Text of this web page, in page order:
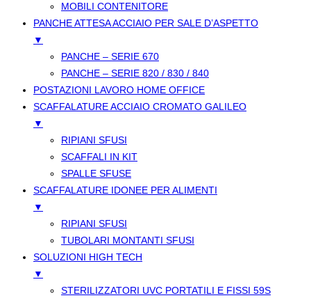
MOBILI CONTENITORE
PANCHE ATTESA ACCIAIO PER SALE D’ASPETTO
▼
PANCHE – SERIE 670
PANCHE – SERIE 820 / 830 / 840
POSTAZIONI LAVORO HOME OFFICE
SCAFFALATURE ACCIAIO CROMATO GALILEO
▼
RIPIANI SFUSI
SCAFFALI IN KIT
SPALLE SFUSE
SCAFFALATURE IDONEE PER ALIMENTI
▼
RIPIANI SFUSI
TUBOLARI MONTANTI SFUSI
SOLUZIONI HIGH TECH
▼
STERILIZZATORI UVC PORTATILI E FISSI 59S